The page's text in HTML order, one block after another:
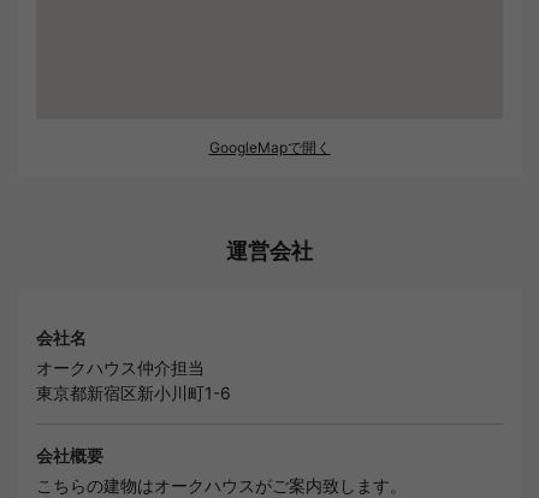
GoogleMapで開く
運営会社
会社名
オークハウス仲介担当
東京都新宿区新小川町1-6
会社概要
こちらの建物はオークハウスがご案内致します。